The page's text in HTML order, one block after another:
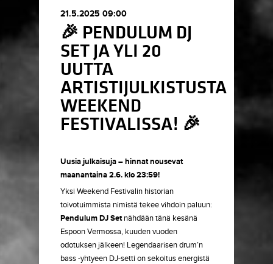
21.5.2025 09:00
🎉 PENDULUM DJ
SET JA YLI 20
UUTTA
ARTISTIJULKISTUSTA
WEEKEND
FESTIVALISSA! 🎉
Uusia julkaisuja – hinnat nousevat
maanantaina 2.6. klo 23:59!
Yksi Weekend Festivalin historian
toivotuimmista nimistä tekee vihdoin paluun:
Pendulum DJ Setnähdään tänä kesänä
Espoon Vermossa, kuuden vuoden
odotuksen jälkeen! Legendaarisen drum’n
bass -yhtyeen DJ-setti on sekoitus energistä